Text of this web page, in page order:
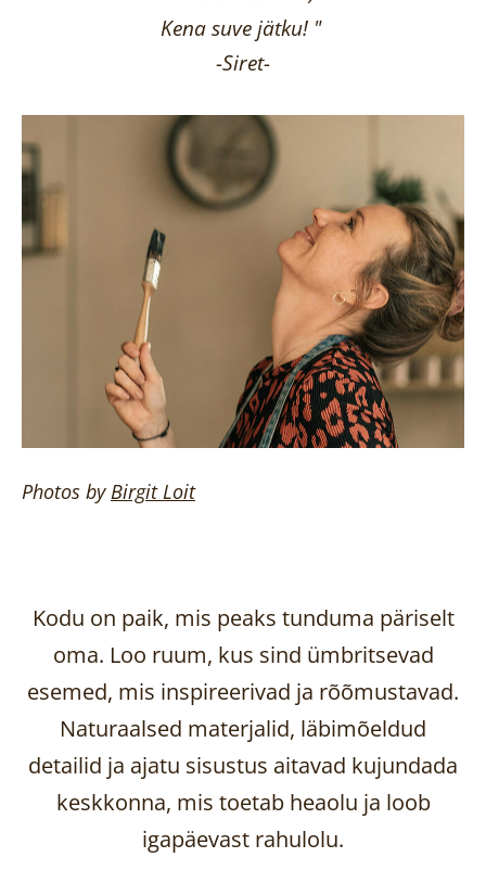
Kena suve jätku! "
-Siret-
Photos byBirgitLoit
Kodu on paik, mis peaks tunduma päriselt
oma. Loo ruum, kus sind ümbritsevad
esemed, mis inspireerivad ja rõõmustavad.
Naturaalsed materjalid, läbimõeldud
detailid ja ajatu sisustus aitavad kujundada
keskkonna, mis toetab heaolu ja loob
igapäevast rahulolu.